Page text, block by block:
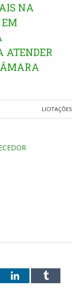
NA
ATENDER
LICITAÇÕES
LinkedInTumblr